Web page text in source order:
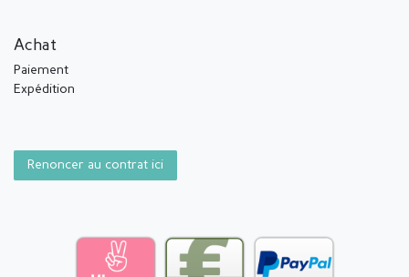
Achat
Paiement
Expédition
Renoncer au contrat ici